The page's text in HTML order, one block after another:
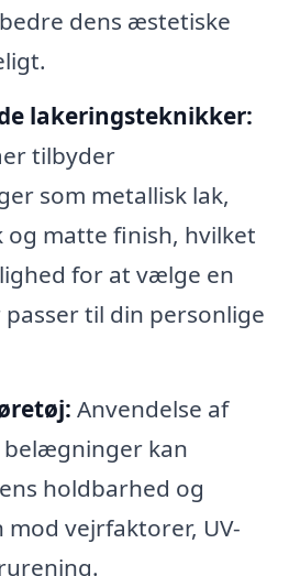
dens æstetiske
lakeringsteknikker:
tilbyder
som metallisk lak,
og matte finish, hvilket
for at vælge en
til din personlige
Anvendelse af
kan
holdbarhed og
mod vejrfaktorer, UV-